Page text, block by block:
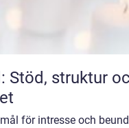
Stöd, struktur
för intresse och